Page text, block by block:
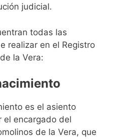
judicial.
todas las
realizar en el Registro
la Vera:
es el asiento
el encargado del
de la Vera, que